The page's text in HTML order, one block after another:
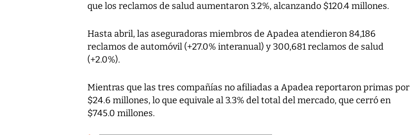
que los reclamos de salud aumentaron 3.2%, alcanzando $120.4 millones.
Hasta abril, las aseguradoras miembros de Apadea atendieron 84,186
reclamos de automóvil (+27.0% interanual) y 300,681 reclamos de salud
(+2.0%).
Mientras que las tres compañías no afiliadas a Apadea reportaron primas por
$24.6 millones, lo que equivale al 3.3% del total del mercado, que cerró en
$745.0 millones.